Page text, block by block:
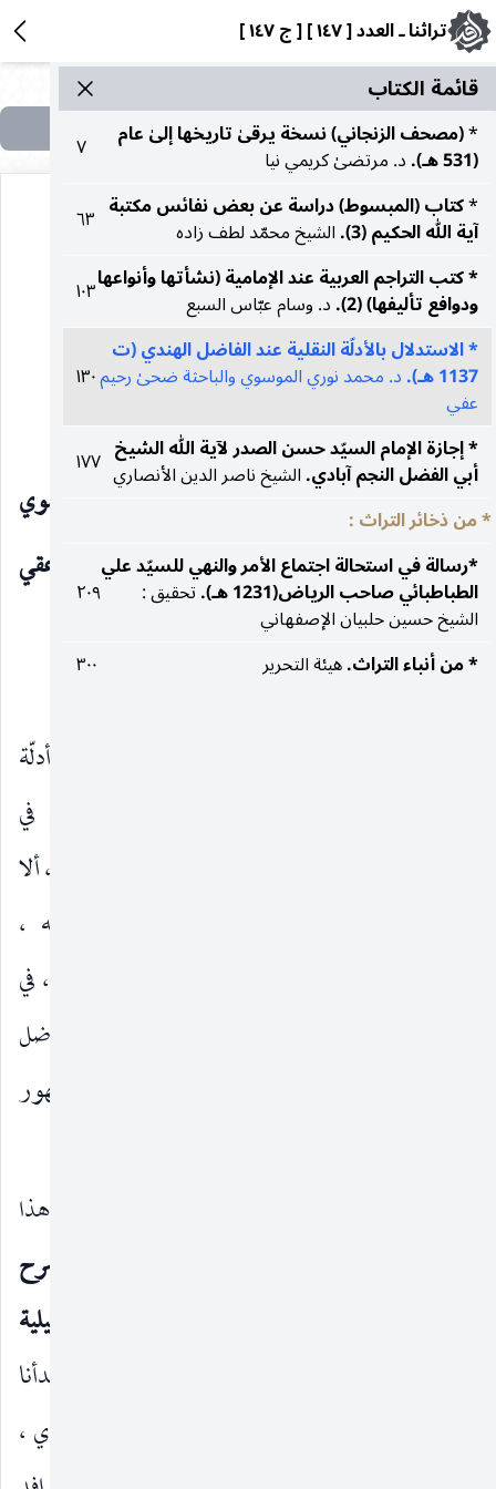
تراثنا ـ العدد [ ١٤٧ ] [ ج ١٤٧ ]
قائمة الکتاب
*(مصحف الزنجاني) نسخة يرقىٰ تاريخها إلىٰ عام
(531 هـ). د. مرتضىٰ كريمي نيا
٧
*كتاب (المبسوط) دراسة عن بعض نفائس مكتبة
آية الله الحكيم (3). الشيخ محمّد لطف زاده
٦٣
* كتب التراجم العربية عند الإمامية (نشأتها وأنواعها
ودوافع تأليفها) (2). د. وسام عبّاس السبع
١٠٣
* الاستدلال بالأدلّة النقلية عند الفاضل الهندي (ت
1137 هـ). د. محمد نوري الموسوي والباحثة ضحىٰ رحيم
عفي
١٣٠
* إجازة الإمام السيّد حسن الصدر لآیة الله الشيخ
أبي الفضل النجم آبادي.الشيخ ناصر الدين الأنصاري ١٧٧
* من ذخائر التراث :
*رسالة في استحالة اجتماع الأمر والنهي للسيّد علي
الطباطبائي صاحب الرياض(1231 هـ). تحقيق :
الشيخ حسين حلبيان الإصفهاني
٢٠٩
* من أنباء التراث.هيئة التحرير ٣٠٠
الاستدلال بالأدلّة النقلية
عند الفاضل الهندي (ت
١١٣٧ هـ)
د. محمّد نوري الموسوي
الباحثة : ضحى رحيم عقي
بسم الله الرحمن الرحيم
سعينا في البحث إلىٰ الكشف عن أبرز دليل من أدلّة
الصناعة النحوية وأشهرها وأهمّها عند النحويّين في
الاعتماد عليه في جمع اللغة وإرساء القواعد والأحكام ، ألا
وهو السماع وروافده : القرآن الكريم وقراءاته ،
والحديث الشريف ، وكلام العرب منظومه ومنثوره ، في
فكر أحد علماء أواخر الدولة الصفوية في إيران ، أفاضل
عصره وأعجوبة دهره ، وهو الفاضل الإصفهاني المشهور
إذ خُصّص هذا البحث لإظهار كيفية إفادته من هذا
شرح
العوامل في النحو ، موضح أسرار النحو ، الرسالة التهليلية
) ، بدأنا
البحث بمقدّمة عرضنا فيها بعض أحوال الفاضل الهندي ،